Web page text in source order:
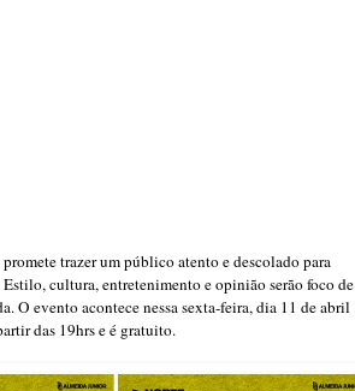
trazer um público atento e descolado para
Estilo, cultura, entretenimento e opinião serão foco de
.O evento acontece nessa sexta-feira, dia 11 de abril
das 19hrse é gratuito.